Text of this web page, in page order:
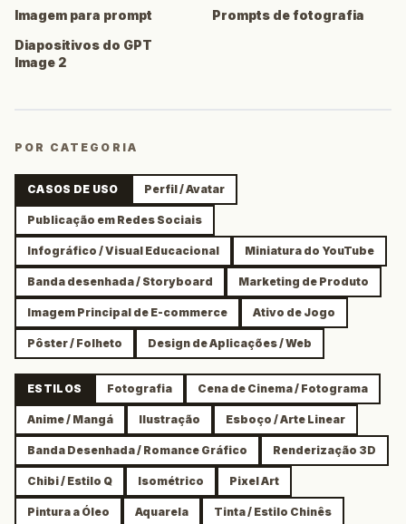
Imagem para prompt
Prompts de fotografia
Diapositivos do GPT
Image 2
POR CATEGORIA
CASOS DE USO Perfil / Avatar
Publicação em Redes Sociais
Infográfico / Visual Educacional Miniatura do YouTube
Banda desenhada / Storyboard Marketing de Produto
Imagem Principal de E-commerce Ativo de Jogo
Pôster / Folheto Design de Aplicações / Web
ESTILOS Fotografia Cena de Cinema / Fotograma
Anime / Mangá Ilustração Esboço / Arte Linear
Banda Desenhada / Romance Gráfico Renderização 3D
Chibi / Estilo Q Isométrico Pixel Art
Pintura a Óleo Aquarela Tinta / Estilo Chinês